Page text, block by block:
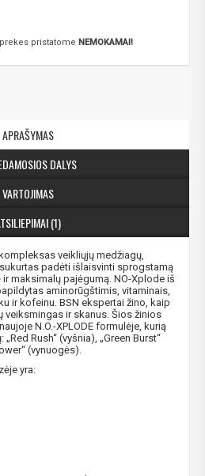
pristatome NEMOKAMAI!
APRAŠYMAS
DALYS
VARTOJIMAS
(1)
veikliųjų medžiagų,
padėti išlaisvinti sprogstamą
maksimalų pajėgumą. NO-Xplode iš
aminorūgštimis, vitaminais,
ir kofeinu. BSN ekspertai žino, kaip
veiksmingas ir skanus. Šios žinios
N.O.-XPLODE formulėje, kurią
Rush“ (vyšnia), „Green Burst“
(vynuogės).
yra: